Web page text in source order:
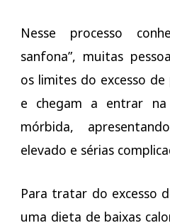
Nesse processo
sanfona”, muitas
os limites do excesso
e chegam a entrar
mórbida,
elevado e sérias
Para tratar do excesso
uma dieta de baixas